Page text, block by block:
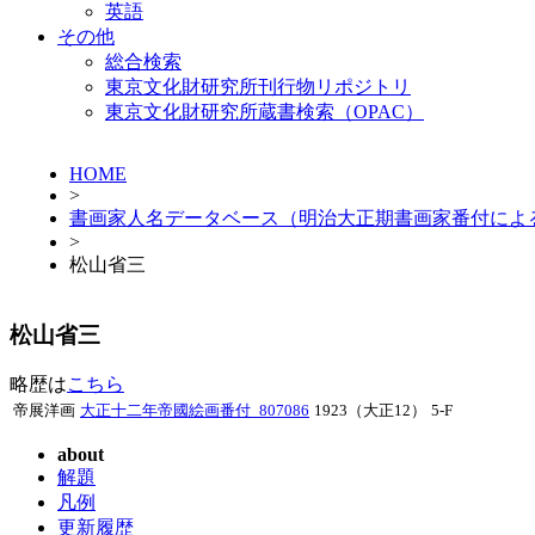
英語
その他
総合検索
東京文化財研究所刊行物リポジトリ
東京文化財研究所蔵書検索（OPAC）
HOME
>
書画家人名データベース（明治大正期書画家番付によ
>
松山省三
松山省三
略歴はこちら
帝展洋画 大正十二年帝國絵画番付_807086 1923（大正12） 5-F
about
解題
凡例
更新履歴